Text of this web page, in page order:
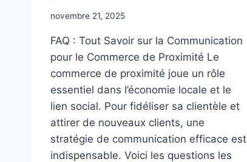
novembre 21, 2025
FAQ : Tout Savoir sur la Communication
pour le Commerce de Proximité Le
commerce de proximité joue un rôle
essentiel dans l’économie locale et le
lien social. Pour fidéliser sa clientèle et
attirer de nouveaux clients, une
stratégie de communication efficace est
indispensable. Voici les questions les